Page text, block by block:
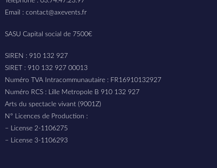
Email : contact@axevents.fr
SASU Capital social de 7500€
SIREN : 910 132 927
SIRET : 910 132 927 00013
Numéro TVA Intracommunautaire : FR16910132927
Numéro RCS : Lille Metropole B 910 132 927
Arts du spectacle vivant (9001Z)
N° Licences de Production :
– License 2-1106275
– License 3-1106293